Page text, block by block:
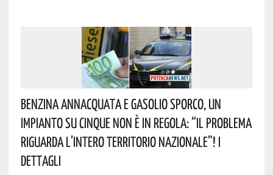
Benzina Annacquata E Gasolio Sporco, Un
Impianto Su Cinque Non È In Regola: “il Problema
Riguarda L’intero Territorio Nazionale”! I
Dettagli